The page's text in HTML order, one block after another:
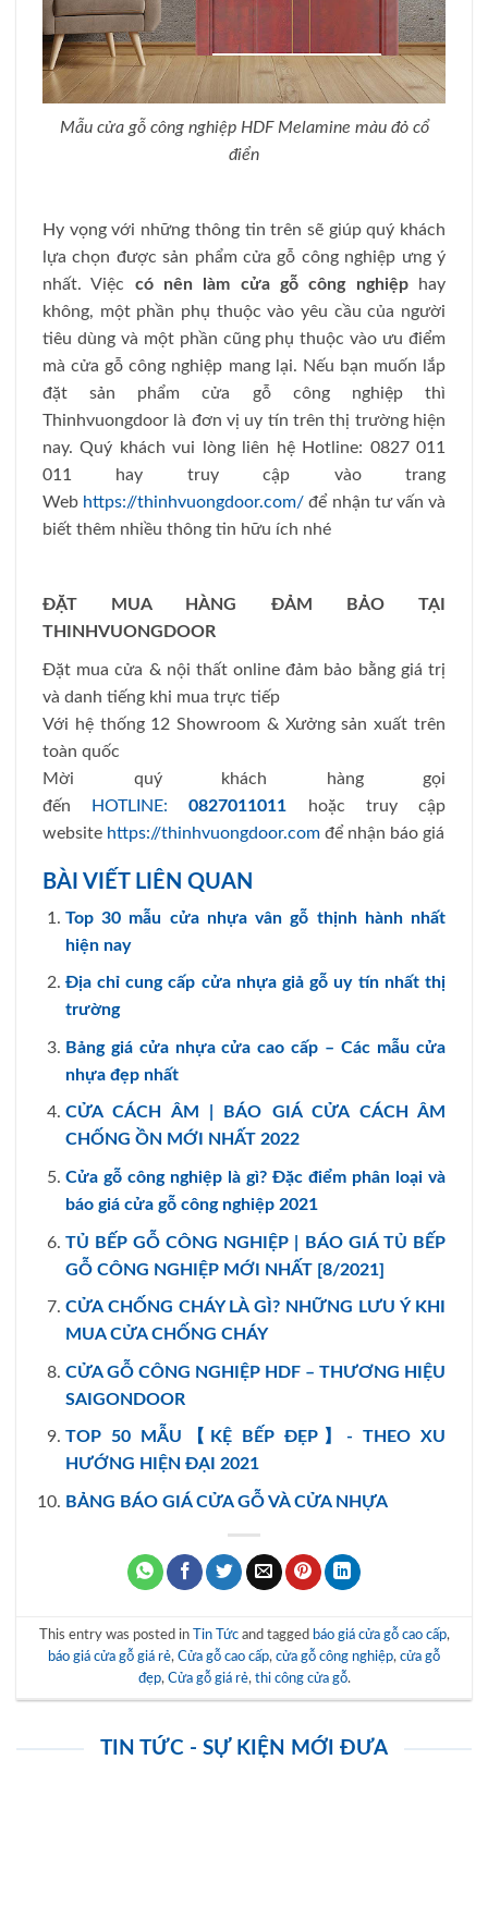
Mẫu cửa gỗ công nghiệp HDF Melamine màu đỏ cổ
điển
Hy vọng với những thông tin trên sẽ giúp quý khách
lựa chọn được sản phẩm cửa gỗ công nghiệp ưng ý
nhất. Việc có nên làm cửa gỗ công nghiệphay
không, một phần phụ thuộc vào yêu cầu của người
tiêu dùng và một phần cũng phụ thuộc vào ưu điểm
mà cửa gỗ công nghiệp mang lại. Nếu bạn muốn lắp
đặt sản phẩm cửa gỗ công nghiệp thì
Thinhvuongdoor là đơn vị uy tín trên thị trường hiện
nay. Quý khách vui lòng liên hệ Hotline: 0827 011
011 hay truy cập vào trang
Web https://thinhvuongdoor.com/ để nhận tư vấn và
biết thêm nhiều thông tin hữu ích nhé
ĐẶT MUA HÀNG ĐẢM BẢO TẠI
THINHVUONGDOOR
Đặt mua cửa & nội thất online đảm bảo bằng giá trị
và danh tiếng khi mua trực tiếp
Với hệ thống 12 Showroom & Xưởng sản xuất trên
toàn quốc
Mời quý khách hàng gọi
đến HOTLINE:0827011011 hoặc truy cập
website https://thinhvuongdoor.com để nhận báo giá
BÀI VIẾT LIÊN QUAN
Top 30 mẫu cửa nhựa vân gỗ thịnh hành nhất
hiện nay
Địa chỉ cung cấp cửa nhựa giả gỗ uy tín nhất thị
trường
Bảng giá cửa nhựa cửa cao cấp – Các mẫu cửa
nhựa đẹp nhất
CỬA CÁCH ÂM | BÁO GIÁ CỬA CÁCH ÂM
CHỐNG ỒN MỚI NHẤT 2022
Cửa gỗ công nghiệp là gì? Đặc điểm phân loại và
báo giá cửa gỗ công nghiệp 2021
TỦ BẾP GỖ CÔNG NGHIỆP | BÁO GIÁ TỦ BẾP
GỖ CÔNG NGHIỆP MỚI NHẤT [8/2021]
CỬA CHỐNG CHÁY LÀ GÌ? NHỮNG LƯU Ý KHI
MUA CỬA CHỐNG CHÁY
CỬA GỖ CÔNG NGHIỆP HDF – THƯƠNG HIỆU
SAIGONDOOR
TOP 50 MẪU【KỆ BẾP ĐẸP】- THEO XU
HƯỚNG HIỆN ĐẠI 2021
BẢNG BÁO GIÁ CỬA GỖ VÀ CỬA NHỰA
This entry was posted in Tin Tứcand tagged báo giá cửa gỗ cao cấp,
báo giá cửa gỗ giá rẻ, Cửa gỗ cao cấp, cửa gỗ công nghiệp, cửa gỗ
đẹp, Cửa gỗ giá rẻ, thi công cửa gỗ.
TIN TỨC - SỰ KIỆN MỚI ĐƯA